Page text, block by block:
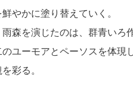
やかに塗り替えていく。
森を演じたのは、群青いろ
ユーモアとペーソスを体現
彩る。